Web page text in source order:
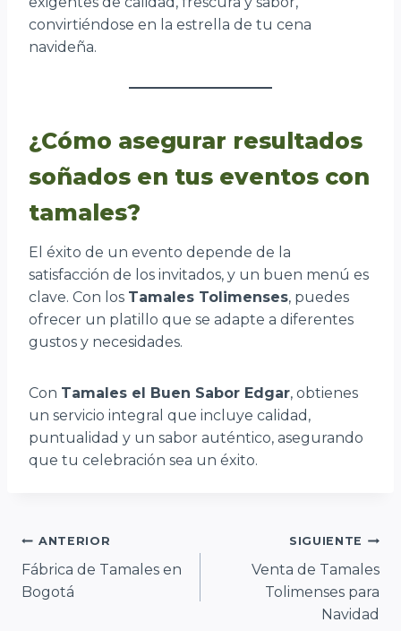
convirtiéndose en la estrella de tu cena
navideña.
¿Cómo asegurar resultados
soñados en tus eventos con
tamales?
El éxito de un evento depende de la
satisfacción de los invitados, y un buen menú es
clave. Con los Tamales Tolimenses, puedes
ofrecer un platillo que se adapte a diferentes
gustos y necesidades.
Con Tamales el Buen Sabor Edgar, obtienes
un servicio integral que incluye calidad,
puntualidad y un sabor auténtico, asegurando
que tu celebración sea un éxito.
Navegación
de
ANTERIOR
Fábrica de Tamales en
Bogotá
SIGUIENTE
Venta de Tamales
Tolimenses para
Navidad